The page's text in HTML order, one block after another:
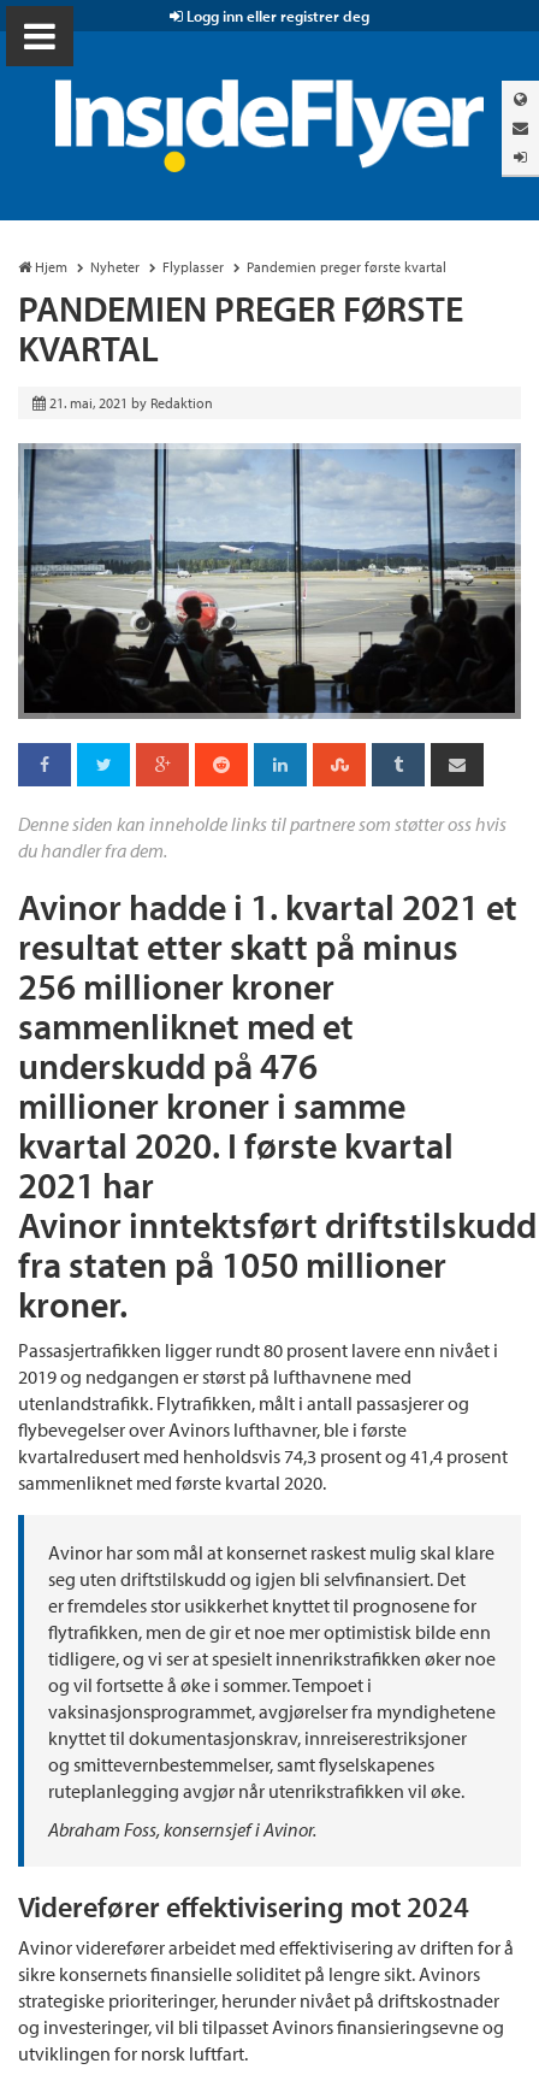
Logg inn eller registrer deg
Hjem Nyheter Flyplasser Pandemien preger første kvartal
PANDEMIEN PREGER FØRSTE
KVARTAL
21. mai, 2021 by Redaktion
Denne siden kan inneholde links til partnere som støtter oss hvis
du handler fra dem.
Avinor hadde i 1. kvartal 2021 et
resultat etter skatt på minus
256 millioner kroner
sammenliknet med et
underskudd på 476
millioner kroner i samme
kvartal 2020. I første kvartal
2021 har
Avinor inntektsført driftstilskudd
fra staten på 1050 millioner
kroner.
Passasjertrafikken ligger rundt 80 prosent lavere enn nivået i
2019 og nedgangen er størst på lufthavnene med
utenlandstrafikk. Flytrafikken, målt i antall passasjerer og
flybevegelser over Avinors lufthavner, ble i første
kvartalredusert med henholdsvis 74,3 prosent og 41,4 prosent
sammenliknet med første kvartal 2020.
Avinor har som mål at konsernet raskest mulig skal klare
seg uten driftstilskudd og igjen bli selvfinansiert. Det
er fremdeles stor usikkerhet knyttet til prognosene for
flytrafikken, men de gir et noe mer optimistisk bilde enn
tidligere, og vi ser at spesielt innenrikstrafikken øker noe
og vil fortsette å øke i sommer. Tempoet i
vaksinasjonsprogrammet, avgjørelser fra myndighetene
knyttet til dokumentasjonskrav, innreiserestriksjoner
og smittevernbestemmelser, samt flyselskapenes
ruteplanlegging avgjør når utenrikstrafikken vil øke.
Abraham Foss, konsernsjef i Avinor.
Viderefører effektivisering mot 2024
Avinor viderefører arbeidet med effektivisering av driften for å
sikre konsernets finansielle soliditet på lengre sikt. Avinors
strategiske prioriteringer, herunder nivået på driftskostnader
og investeringer, vil bli tilpasset Avinors finansieringsevne og
utviklingen for norsk luftfart.